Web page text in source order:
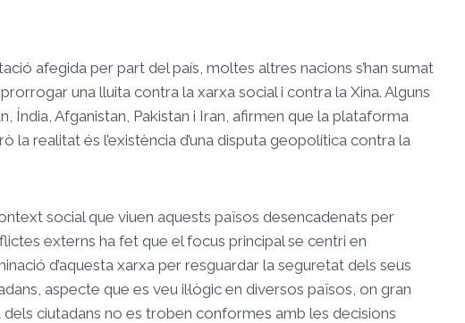
afegida per part del país, moltes altres nacions s’han sumat
una lluita contra la xarxa social i contra la Xina. Alguns
Índia, Afganistan, Pakistan i Iran, afirmen que la plataforma
la realitat és l’existència d’una disputa geopolítica contra la
social que viuen aquests països desencadenats per
externs ha fet que el focus principal se centri en
d’aquesta xarxa per resguardar la seguretat dels seus
aspecte que es veu il·lògic en diversos països, on gran
dels ciutadans no es troben conformes amb les decisions